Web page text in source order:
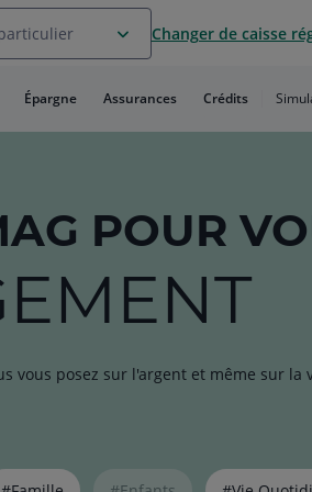
Changer de caisse
Épargne Assurances Crédits
POUR
vous posez sur l'argent et même sur la